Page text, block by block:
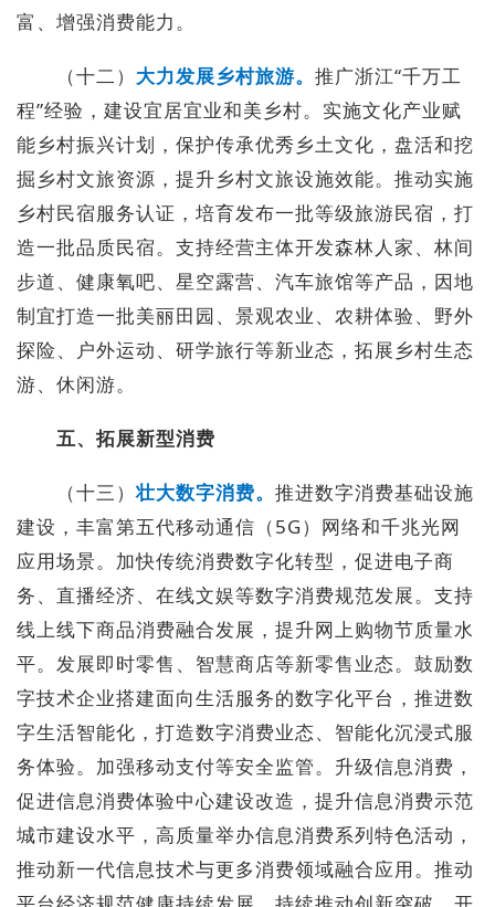
富、增强消费能力。
（十二） 大力发展乡村旅游。 推广浙江“千万工
程”经验，建设宜居宜业和美乡村。实施文化产业赋
能乡村振兴计划，保护传承优秀乡土文化，盘活和挖
掘乡村文旅资源，提升乡村文旅设施效能。推动实施
乡村民宿服务认证，培育发布一批等级旅游民宿，打
造一批品质民宿。支持经营主体开发森林人家、林间
步道、健康氧吧、星空露营、汽车旅馆等产品，因地
制宜打造一批美丽田园、景观农业、农耕体验、野外
探险、户外运动、研学旅行等新业态，拓展乡村生态
游、休闲游。
五、拓展新型消费
（十三）壮大数字消费。 推进数字消费基础设施
建设，丰富第五代移动通信（5G）网络和千兆光网
应用场景。加快传统消费数字化转型，促进电子商
务、直播经济、在线文娱等数字消费规范发展。支持
线上线下商品消费融合发展，提升网上购物节质量水
平。发展即时零售、智慧商店等新零售业态。鼓励数
字技术企业搭建面向生活服务的数字化平台，推进数
字生活智能化，打造数字消费业态、智能化沉浸式服
务体验。加强移动支付等安全监管。升级信息消费，
促进信息消费体验中心建设改造，提升信息消费示范
城市建设水平，高质量举办信息消费系列特色活动，
推动新一代信息技术与更多消费领域融合应用。推动